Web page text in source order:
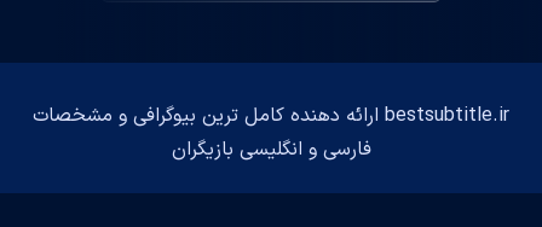
bestsubtitle.ir ارائه دهنده کامل ترین بیوگرافی و مشخصات
فارسی و انگلیسی بازیگران